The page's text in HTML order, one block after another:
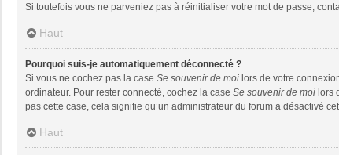
Si toutefois vous ne parveniez pas à réinitialiser votre mot de passe,
Haut
Pourquoi suis-je automatiquement déconnecté ?
Si vous ne cochez pas la case Se souvenir de moi lors de votre
ordinateur. Pour rester connecté, cochez la case Se souvenir de moi lors
pas cette case, cela signifie qu’un administrateur du forum a désactivé
Haut